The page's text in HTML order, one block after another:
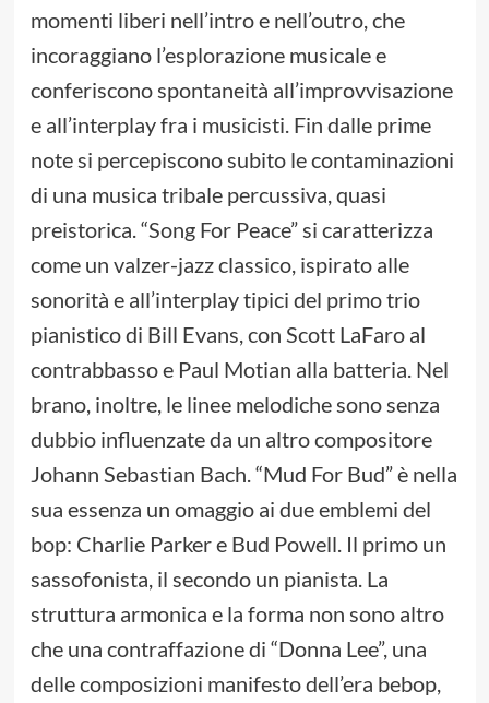
momenti liberi nell’intro e nell’outro, che
incoraggiano l’esplorazione musicale e
conferiscono spontaneità all’improvvisazione
e all’interplay fra i musicisti. Fin dalle prime
note si percepiscono subito le contaminazioni
di una musica tribale percussiva, quasi
preistorica. “Song For Peace” si caratterizza
come un valzer-jazz classico, ispirato alle
sonorità e all’interplay tipici del primo trio
pianistico di Bill Evans, con Scott LaFaro al
contrabbasso e Paul Motian alla batteria. Nel
brano, inoltre, le linee melodiche sono senza
dubbio influenzate da un altro compositore
Johann Sebastian Bach. “Mud For Bud” è nella
sua essenza un omaggio ai due emblemi del
bop: Charlie Parker e Bud Powell. Il primo un
sassofonista, il secondo un pianista. La
struttura armonica e la forma non sono altro
che una contraffazione di “Donna Lee”, una
delle composizioni manifesto dell’era bebop,